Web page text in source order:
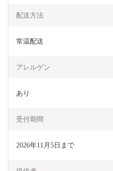
配送方法
常温配送
アレルゲン
あり
受付期間
2026年11月5日まで